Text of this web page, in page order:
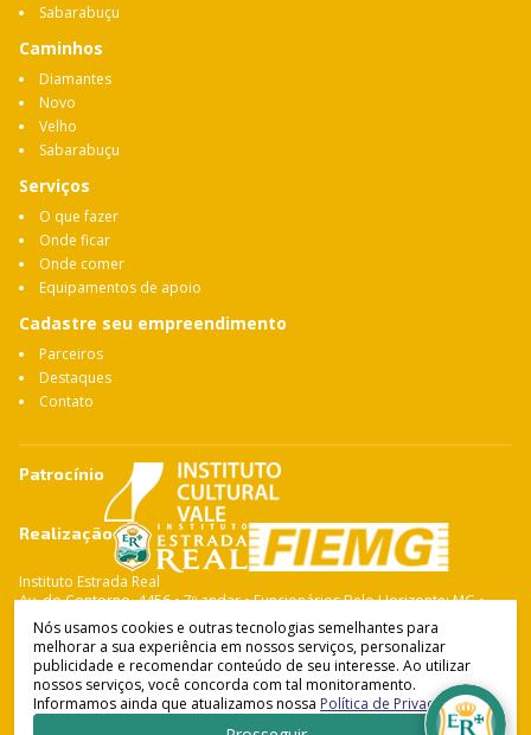
Sabarabuçu
Caminhos
Diamantes
Novo
Velho
Sabarabuçu
Serviços
O que fazer
Onde ficar
Onde comer
Equipamentos de apoio
Cadastre seu empreendimento
Parceiros
Destaques
Contato
Patrocínio
Realização
Instituto Estrada Real
Av. do Contorno, 4456 • 7º andar • Funcionários Belo Horizonte: MG •
CEP: 30.110-028 Fone: 31 3263-4765
Instituto Estrada Real© Copyright 2021-2026
Política de Privacidade•Termos de Uso
Nós usamos cookies e outras tecnologias semelhantes para
melhorar a sua experiência em nossos serviços, personalizar
publicidade e recomendar conteúdo de seu interesse. Ao utilizar
nossos serviços, você concorda com tal monitoramento.
Informamos ainda que atualizamos nossa Política de Privacidade.